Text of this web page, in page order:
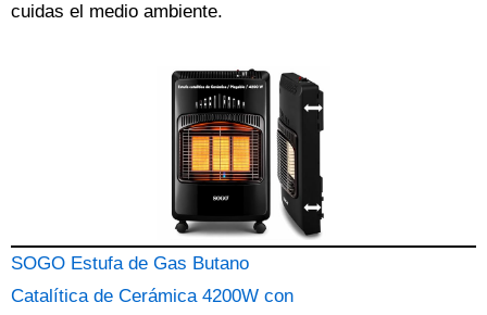
cuidas el medio ambiente.
SOGO Estufa de Gas Butano
Catalítica de Cerámica 4200W con